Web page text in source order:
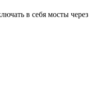
в себя мосты через